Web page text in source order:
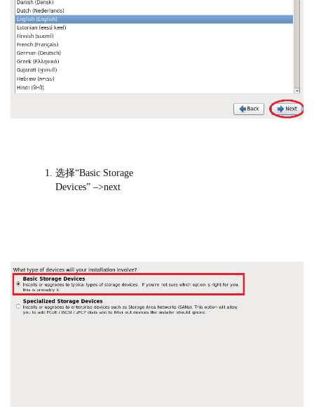
选择“Basic Storage
Devices” –>next